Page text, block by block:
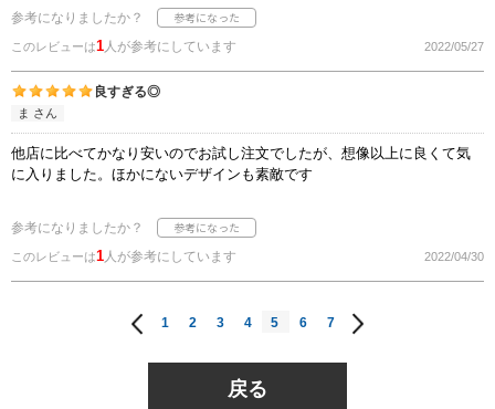
参考になりましたか？
このレビューは1人が参考にしています 2022/05/27
良すぎる◎
ま さん
他店に比べてかなり安いのでお試し注文でしたが、想像以上に良くて気
に入りました。ほかにないデザインも素敵です
参考になりましたか？
このレビューは1人が参考にしています 2022/04/30
1 2 3 4 5 6 7
戻る